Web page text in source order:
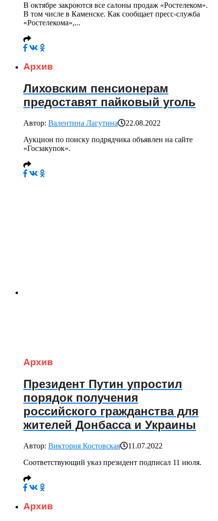
В октябре закроются все салоны продаж «Ростелеком».
В том числе в Каменске. Как сообщает пресс-служба
«Ростелекома»,...
Архив
Лиховским пенсионерам
предоставят пайковый уголь
Автор: Валентина Лагутина
22.08.2022
Аукцион по поиску подрядчика объявлен на сайте
«Госзакупок».
Архив
Президент Путин упростил
порядок получения
российского гражданства для
жителей Донбасса и Украины
Автор: Виктория Костовская
11.07.2022
Соответствующий указ президент подписал 11 июля.
Архив